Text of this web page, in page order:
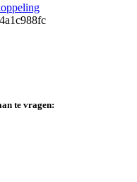
te vragen: